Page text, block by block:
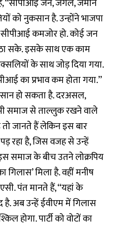
‘‘सीपीआई जन, जंगल, जमीन
को नुकसान है. उन्होंने भाजपा
कमजोर हो. कोई जन
सके. इसके साथ एक काम
के साथ जोड़ दिया गया.
का प्रभाव कम होता गया.’’
हो सकता है. दरअसल,
समाज से ताल्लुक रखने वाले
जानते हैं लेकिन इस बार
पड़ रहा है, जिस वजह से उन्हें
समाज के बीच उतने लोक्रपिय
गिलास’ मिला है. वहीं मनीष
पंत मानते हैं, ‘‘यहां के
अब उन्हें ईवीएम में गिलास
होगा. पार्टी को वोटों का